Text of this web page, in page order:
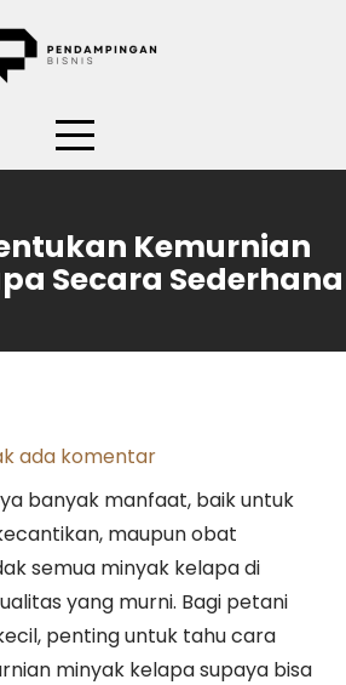
Kemurnian
Secara Sederhana
ada komentar
banyak manfaat, baik untuk
maupun obat
semua minyak kelapa di
yang murni. Bagi petani
penting untuk tahu cara
minyak kelapa supaya bisa